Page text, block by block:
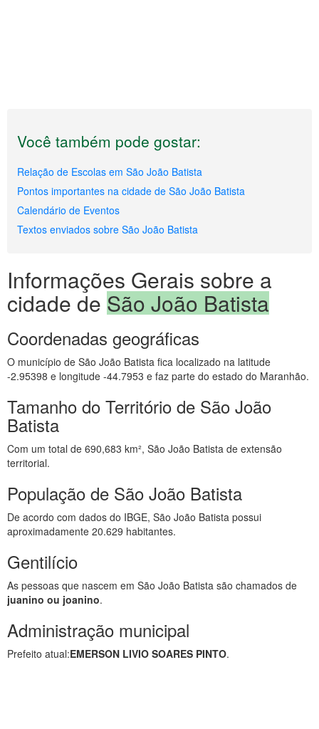
Você também pode gostar:
Relação de Escolas em São João Batista
Pontos importantes na cidade de São João Batista
Calendário de Eventos
Textos enviados sobre São João Batista
Informações Gerais sobre a
cidade de São João Batista
Coordenadas geográficas
O município de São João Batista fica localizado na latitude
-2.95398 e longitude -44.7953 e faz parte do estado do Maranhão.
Tamanho do Território de São João
Batista
Com um total de 690,683 km², São João Batista de extensão
territorial.
População de São João Batista
De acordo com dados do IBGE, São João Batista possui
aproximadamente 20.629 habitantes.
Gentilício
As pessoas que nascem em São João Batista são chamados de
juanino ou joanino.
Administração municipal
Prefeito atual:EMERSON LIVIO SOARES PINTO.